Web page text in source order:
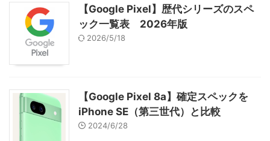
【Google Pixel】歴代シリーズのスペ
ック一覧表 2026年版
2026/5/18
【Google Pixel 8a】確定スペックを
iPhone SE（第三世代）と比較
2024/6/28